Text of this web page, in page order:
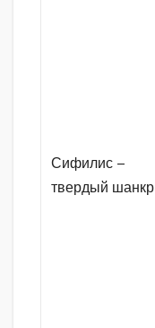
Сифилис –
твердый шанкр